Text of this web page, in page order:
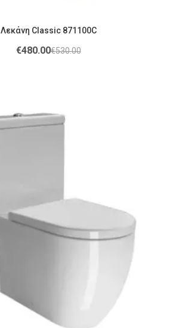
Λεκάνη Classic 871100C
€530.00
€480.00